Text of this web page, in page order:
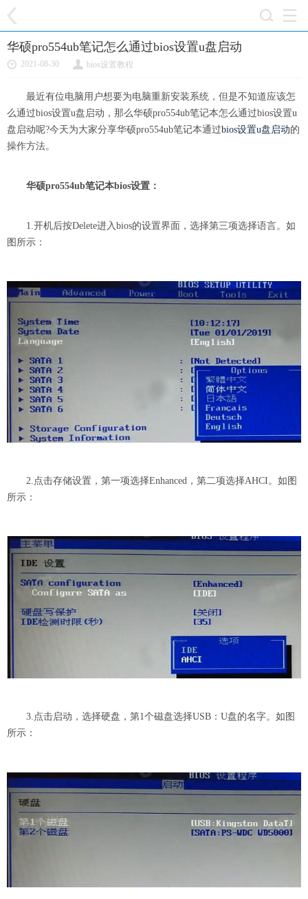
华硕pro554ub笔记怎么通过bios设置u盘启动
2021-08-30 bios设置教程
最近有位电脑用户想要为电脑重新安装系统，但是不知道应该怎
么通过bios设置u盘启动，那么华硕pro554ub笔记本怎么通过bios设置u
盘启动呢?今天为大家分享华硕pro554ub笔记本通过bios设置u盘启动的
操作方法。
华硕pro554ub笔记本bios设置：
1.开机后按Delete进入bios的设置界面，选择第三项选择语言。如
图所示：
2.点击存储设置，第一项选择Enhanced，第二项选择AHCI。如图
所示：
3.点击启动，选择硬盘，第1个磁盘选择USB：U盘的名字。如图
所示：